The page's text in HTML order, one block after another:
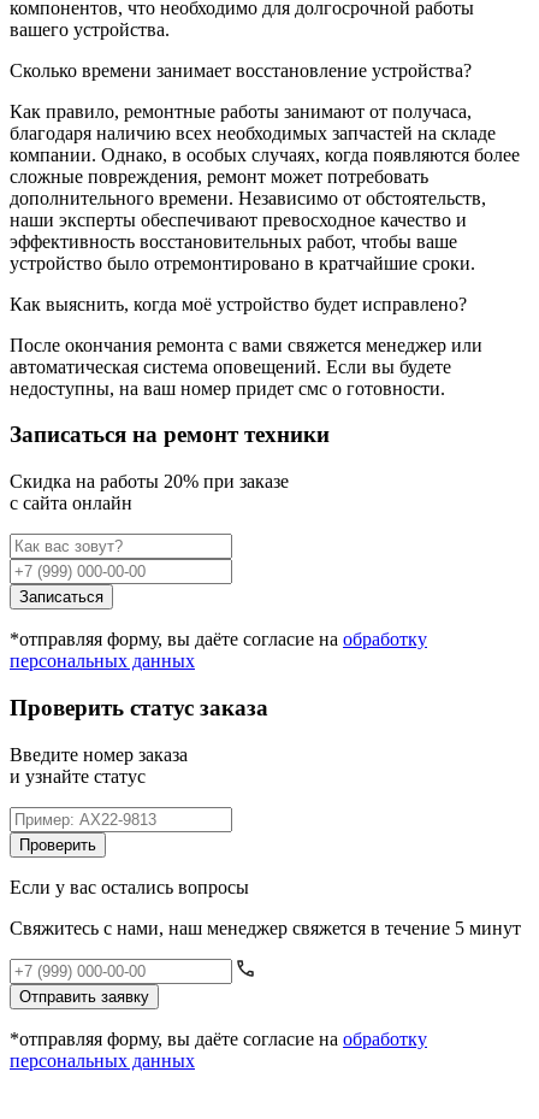
компонентов, что необходимо для долгосрочной работы
вашего устройства.
Сколько времени занимает восстановление устройства?
Как правило, ремонтные работы занимают от получаса,
благодаря наличию всех необходимых запчастей на складе
компании. Однако, в особых случаях, когда появляются более
сложные повреждения, ремонт может потребовать
дополнительного времени. Независимо от обстоятельств,
наши эксперты обеспечивают превосходное качество и
эффективность восстановительных работ, чтобы ваше
устройство было отремонтировано в кратчайшие сроки.
Как выяснить, когда моё устройство будет исправлено?
После окончания ремонта с вами свяжется менеджер или
автоматическая система оповещений. Если вы будете
недоступны, на ваш номер придет смс о готовности.
Записаться на ремонт техники
Cкидка на работы 20% при заказе
с сайта онлайн
Записаться
*отправляя форму, вы даёте согласие на обработку
персональных данных
Проверить статус заказа
Введите номер заказа
и узнайте статус
Проверить
Если у вас остались вопросы
Свяжитесь с нами, наш менеджер свяжется в течение 5 минут
Отправить заявку
*отправляя форму, вы даёте согласие на обработку
персональных данных